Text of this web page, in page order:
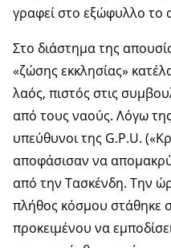
γραφεί στο εξώφυλλο το
Στο διάστημα της
«ζώσης εκκλησίας»
λαός, πιστός στις
από τους ναούς. Λόγω
υπεύθυνοι της G.P.U.
αποφάσισαν να
από την Τασκένδη. Την
πλήθος κόσμου στάθηκε
προκειμένου να